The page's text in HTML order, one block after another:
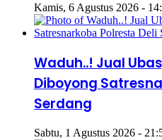
Kamis, 6 Agustus 2026 -
Waduh..! Jual
Diboyong
Serdang
Sabtu, 1 Agustus 2026 -